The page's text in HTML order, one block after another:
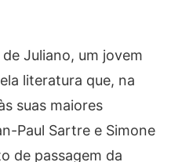
Juliano, um jovem
literatura que, na
suas maiores
Paul Sartre e Simone
de passagem da